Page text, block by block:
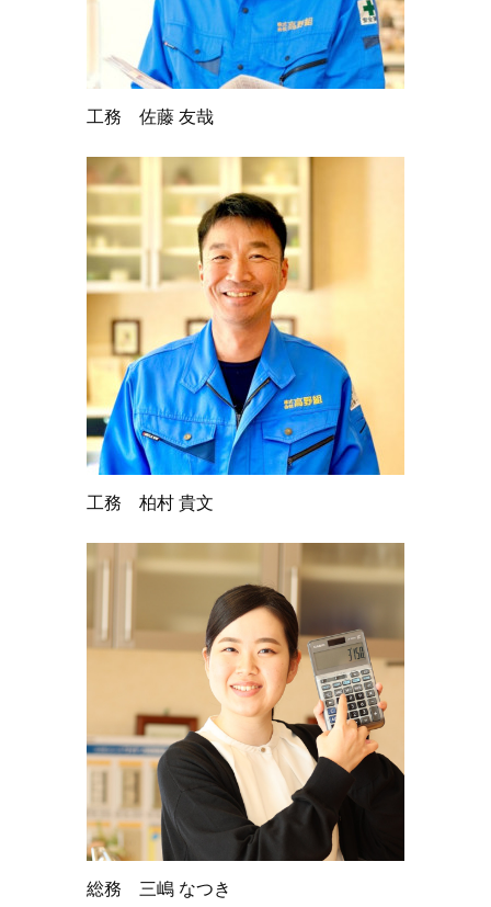
工務 佐藤 友哉
工務 柏村 貴文
総務 三嶋 なつき